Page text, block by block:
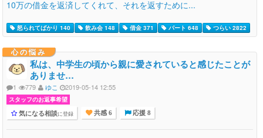
10万の借金を返済してくれて、それを返すために...
怒られてばかり 140 飲み会 148 借金 371 パート 648 つらい 2822
心の悩み
私は、中学生の頃から親に愛されていると感じたことが
ありませ…
1 779 ゆこ 2019-05-14 12:55
スタッフのお返事希望
気になる相談に登録 共感 6 応援 8